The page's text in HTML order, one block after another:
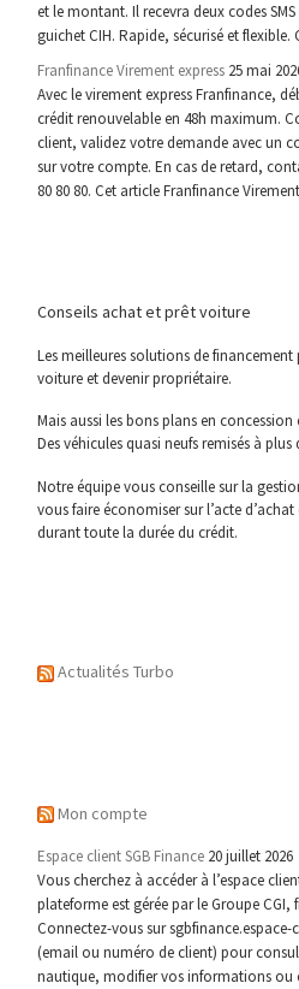
et le montant. Il recevra deux codes
guichet CIH. Rapide, sécurisé et
Franfinance Virement express 25 mai
Avec le virement express Franfinance,
crédit renouvelable en 48h maximum.
client, validez votre demande avec un
sur votre compte. En cas de retard,
80 80 80. Cet article Franfinance
Conseils achat et prêt voiture
Les meilleures solutions de
voiture et devenir propriétaire.
Mais aussi les bons plans en
Des véhicules quasi neufs remisés à plus
Notre équipe vous conseille sur la
vous faire économiser sur l’acte
durant toute la durée du crédit.
Actualités Turbo
Mon compte
Espace client SGB Finance 20 juillet 2026
Vous cherchez à accéder à l’espace
plateforme est gérée par le Groupe CGI,
Connectez-vous sur
(email ou numéro de client) pour
nautique, modifier vos informations ou